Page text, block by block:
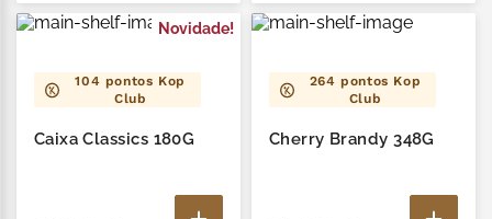
Novidade!
104 pontos Kop
Club
Caixa Classics 180G
264 pontos Kop
Club
Cherry Brandy 348G